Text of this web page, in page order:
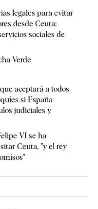
legales para evitar
desde Ceuta:
sociales de
Verde
aceptará a todos
si España
judiciales y
VI se ha
Ceuta, "y el rey